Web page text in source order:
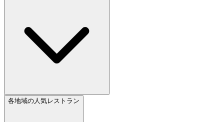
各地域の人気レストラン